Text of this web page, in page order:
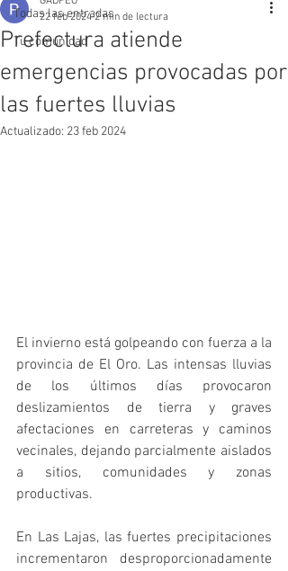
Todas las entradas
Tu comunidad
Prefectura atiende
emergencias provocadas por
las fuertes lluvias
22 feb 2024 2 min de lectura
Actualizado: 23 feb 2024
El invierno está golpeando con fuerza a la
provincia de El Oro. Las intensas lluvias
de los últimos días provocaron
deslizamientos de tierra y graves
afectaciones en carreteras y caminos
vecinales, dejando parcialmente aislados
a sitios, comunidades y zonas
productivas.
En Las Lajas, las fuertes precipitaciones
incrementaron desproporcionadamente